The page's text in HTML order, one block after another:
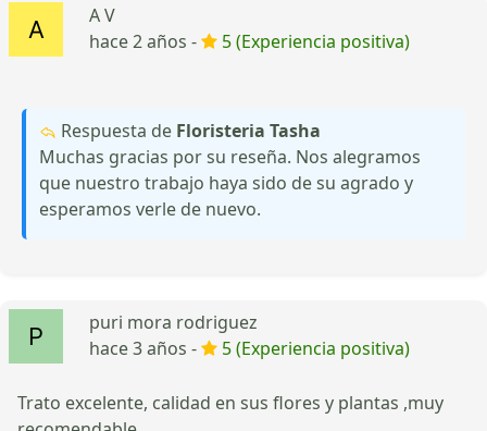
A V
hace 2 años -
5 (Experiencia positiva)
Respuesta de Floristeria Tasha
Muchas gracias por su reseña. Nos alegramos
que nuestro trabajo haya sido de su agrado y
esperamos verle de nuevo.
puri mora rodriguez
hace 3 años -
5 (Experiencia positiva)
Trato excelente, calidad en sus flores y plantas ,muy